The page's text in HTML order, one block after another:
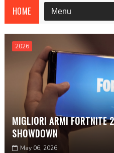
HOME
2026
MIGLIORI ARMI FORTNITE
SHOWDOWN
May 06, 2026